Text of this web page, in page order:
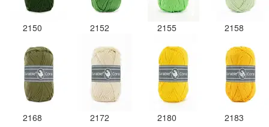
2150 2152 2155 2158
2168 2172 2180 2183